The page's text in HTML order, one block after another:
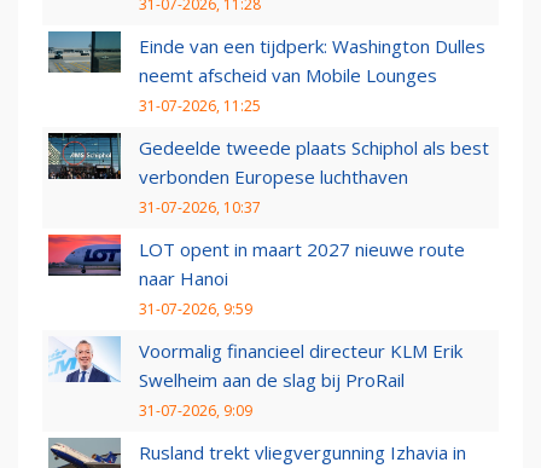
31-07-2026, 11:28
Einde van een tijdperk: Washington Dulles
neemt afscheid van Mobile Lounges
31-07-2026, 11:25
Gedeelde tweede plaats Schiphol als best
verbonden Europese luchthaven
31-07-2026, 10:37
LOT opent in maart 2027 nieuwe route
naar Hanoi
31-07-2026, 9:59
Voormalig financieel directeur KLM Erik
Swelheim aan de slag bij ProRail
31-07-2026, 9:09
Rusland trekt vliegvergunning Izhavia in